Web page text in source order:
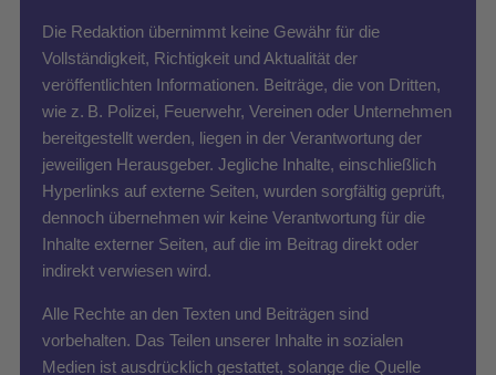
Die Redaktion übernimmt keine Gewähr für die
Vollständigkeit, Richtigkeit und Aktualität der
veröffentlichten Informationen. Beiträge, die von Dritten,
wie z. B. Polizei, Feuerwehr, Vereinen oder Unternehmen
bereitgestellt werden, liegen in der Verantwortung der
jeweiligen Herausgeber. Jegliche Inhalte, einschließlich
Hyperlinks auf externe Seiten, wurden sorgfältig geprüft,
dennoch übernehmen wir keine Verantwortung für die
Inhalte externer Seiten, auf die im Beitrag direkt oder
indirekt verwiesen wird.
Alle Rechte an den Texten und Beiträgen sind
vorbehalten. Das Teilen unserer Inhalte in sozialen
Medien ist ausdrücklich gestattet, solange die Quelle